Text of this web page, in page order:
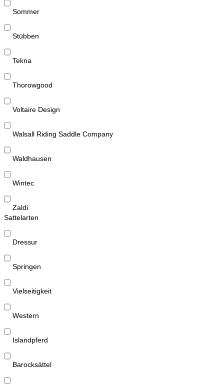
Sommer
Stübben
Tekna
Thorowgood
Voltaire Design
Walsall Riding Saddle Company
Waldhausen
Wintec
Zaldi
Sattelarten
Dressur
Springen
Vielseitigkeit
Western
Islandpferd
Barocksättel